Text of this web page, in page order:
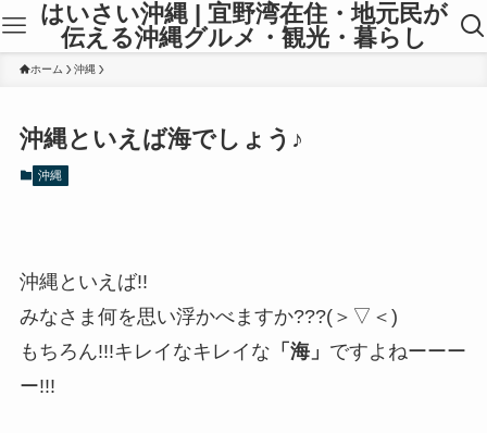
はいさい沖縄 | 宜野湾在住・地元民が
伝える沖縄グルメ・観光・暮らし
ホーム 沖縄
沖縄といえば海でしょう♪
沖縄
沖縄といえば!!
みなさま何を思い浮かべますか???(＞▽＜)
もちろん!!!キレイなキレイな 「海」 ですよねーーー
ー!!!